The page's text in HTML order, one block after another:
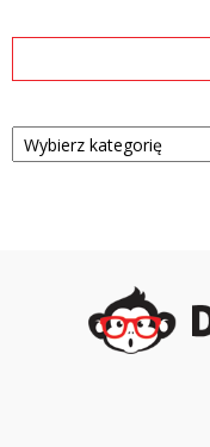
Kategorie